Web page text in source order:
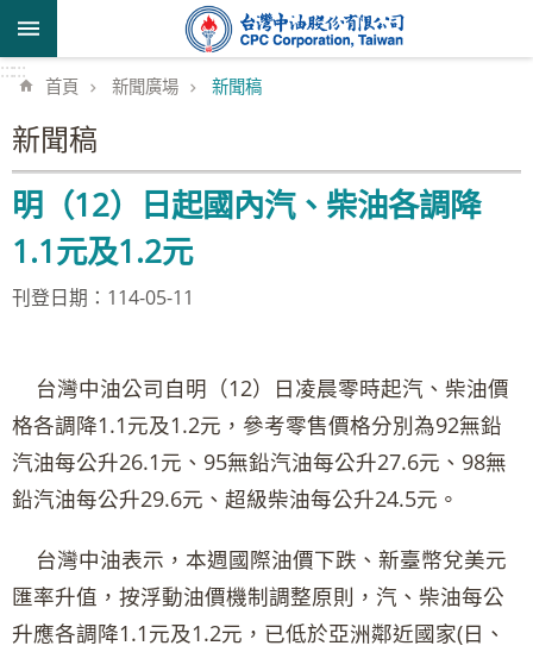
跳到主要內容區塊
::::::
首頁 新聞廣場 新聞稿
新聞稿
明（12）日起國內汽、柴油各調降
1.1元及1.2元
刊登日期：114-05-11
台灣中油公司自明（12）日凌晨零時起汽、柴油價
格各調降1.1元及1.2元，參考零售價格分別為92無鉛
汽油每公升26.1元、95無鉛汽油每公升27.6元、98無
鉛汽油每公升29.6元、超級柴油每公升24.5元。
台灣中油表示，本週國際油價下跌、新臺幣兌美元
匯率升值，按浮動油價機制調整原則，汽、柴油每公
升應各調降1.1元及1.2元，已低於亞洲鄰近國家(日、